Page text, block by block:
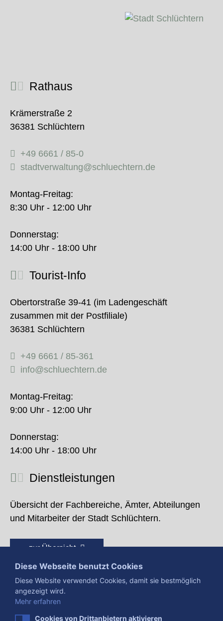
Rathaus
Krämerstraße 2
36381 Schlüchtern
+49 6661 / 85-0
stadtverwaltung@schluechtern.de
Montag-Freitag:
8:30 Uhr - 12:00 Uhr
Donnerstag:
14:00 Uhr - 18:00 Uhr
Tourist-Info
Obertorstraße 39-41 (im Ladengeschäft
zusammen mit der Postfiliale)
36381 Schlüchtern
+49 6661 / 85-361
info@schluechtern.de
Montag-Freitag:
9:00 Uhr - 12:00 Uhr
Donnerstag:
14:00 Uhr - 18:00 Uhr
Dienstleistungen
Übersicht der Fachbereiche, Ämter, Abteilungen
und Mitarbeiter der Stadt Schlüchtern.
zur Übersicht
Diese Webseite benutzt Cookies
Diese Website verwendet Cookies, damit sie bestmöglich
angezeigt wird.
Mehr erfahren
Cookies von Drittanbietern aktivieren